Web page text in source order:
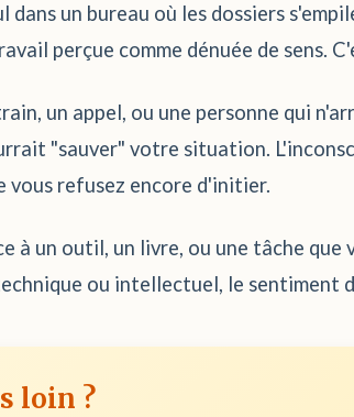
dans un bureau où les dossiers
perçue comme dénuée de sens.
un appel, ou une personne qui
"sauver" votre situation.
vous refusez encore d'initier.
à un outil, un livre, ou une tâche que
ou intellectuel, le sentiment
loin ?